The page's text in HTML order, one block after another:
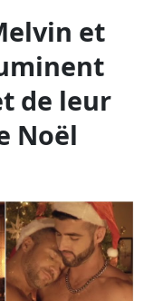
et
de leur
Noël